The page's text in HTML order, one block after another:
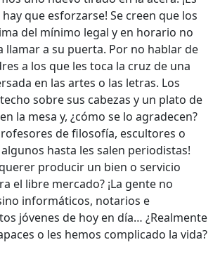
que esforzarse! Se creen que los
del mínimo legal y en horario no
llamar a su puerta. Por no hablar de
a los que les toca la cruz de una
en las artes o las letras. Los
sobre sus cabezas y un plato de
la mesa y, ¿cómo se lo agradecen?
de filosofía, escultores o
algunos hasta les salen periodistas!
producir un bien o servicio
el libre mercado? ¡La gente no
informáticos, notarios e
jóvenes de hoy en día… ¿Realmente
o les hemos complicado la vida?